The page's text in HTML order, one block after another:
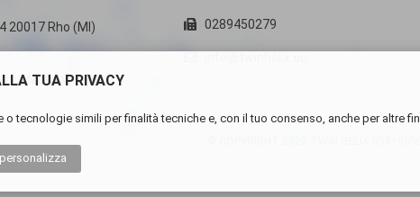
20017 Rho (MI)
Milano (MI)
0289450279
TUA PRIVACY
tecnologie simili per finalità tecniche e, con il tuo consenso, anche per altre